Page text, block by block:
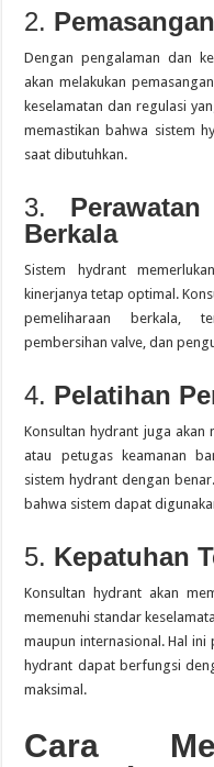
2.
Dengan pengalaman dan
akan melakukan
keselamatan dan regulasi
memastikan bahwa sistem
saat dibutuhkan.
3.
Berkala
Sistem hydrant
kinerjanya tetap optimal.
pemeliharaan berkala,
pembersihan valve, dan
4. Pelatihan
Konsultan hydrant juga akan
atau petugas keamanan
sistem hydrant dengan benar.
bahwa sistem dapat
5. Kepatuhan
Konsultan hydrant akan
memenuhi standar
maupun internasional. Hal ini
hydrant dapat berfungsi
maksimal.
Cara